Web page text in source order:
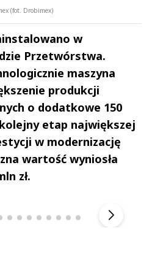
(fot. Drobimex)
w
Przetwórstwa.
maszyna
produkcji
o dodatkowe 150
etap największej
w modernizację
wartość wyniosła
zł.